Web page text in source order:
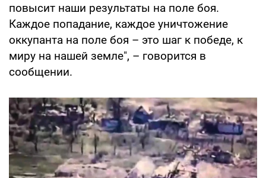
повысит наши результаты на поле боя.
Каждое попадание, каждое уничтожение
оккупанта на поле боя – это шаг к победе, к
миру на нашей земле", – говорится в
сообщении.